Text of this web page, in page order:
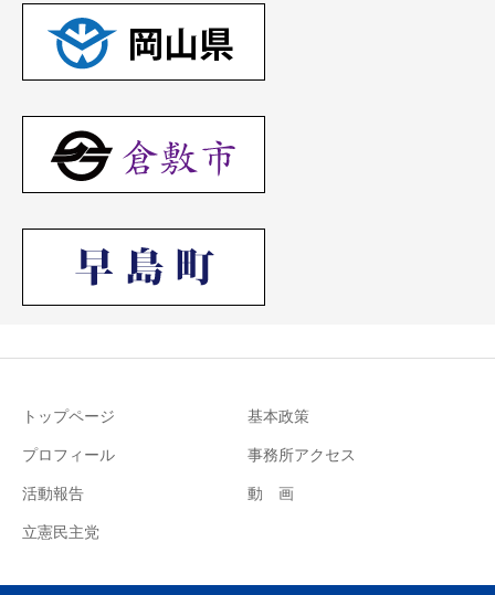
トップページ
基本政策
プロフィール
事務所アクセス
活動報告
動 画
立憲民主党